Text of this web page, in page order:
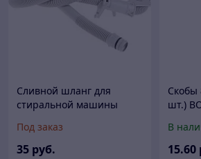
Сливной шланг для
стиральной машины
Под заказ
35 руб.
Скобы
шт.)
В
15.60